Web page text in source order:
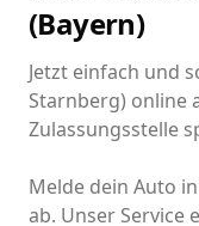
(Bayern)
Jetzt einfach und
Starnberg) online
Zulassungsstelle
Melde dein Auto
ab. Unser Service